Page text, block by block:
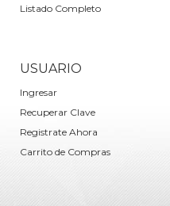
Listado Completo
USUARIO
Ingresar
Recuperar Clave
Registrate Ahora
Carrito de Compras